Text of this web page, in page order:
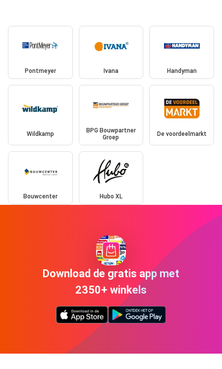
Pontmeyer Ivana Handyman
Wildkamp
BPG Bouwpartner
Groep
De voordeelmarkt
Bouwcenter Hubo XL
Download de gratis app met
2350+ winkels